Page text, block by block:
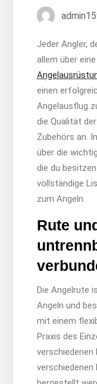
Jeder Angler,
allem über
einen
Angelausflug
die Qualität
Zubehörs an.
über die
die du
vollständige
zum Angeln.
Rute
Die Angelrute
Angeln und
mit einem
Praxis des
verschiedenen
verschiedenen